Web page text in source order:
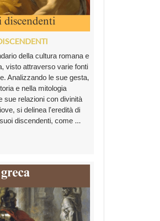
della cultura romana e
visto attraverso varie fonti
Analizzando le sue gesta,
e nella mitologia
sue relazioni con divinità
si delinea l'eredità di
discendenti, come ...